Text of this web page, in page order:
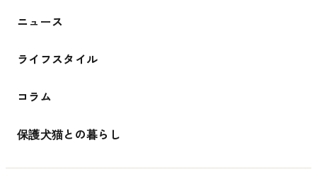
ニュース
ライフスタイル
コラム
保護犬猫との暮らし